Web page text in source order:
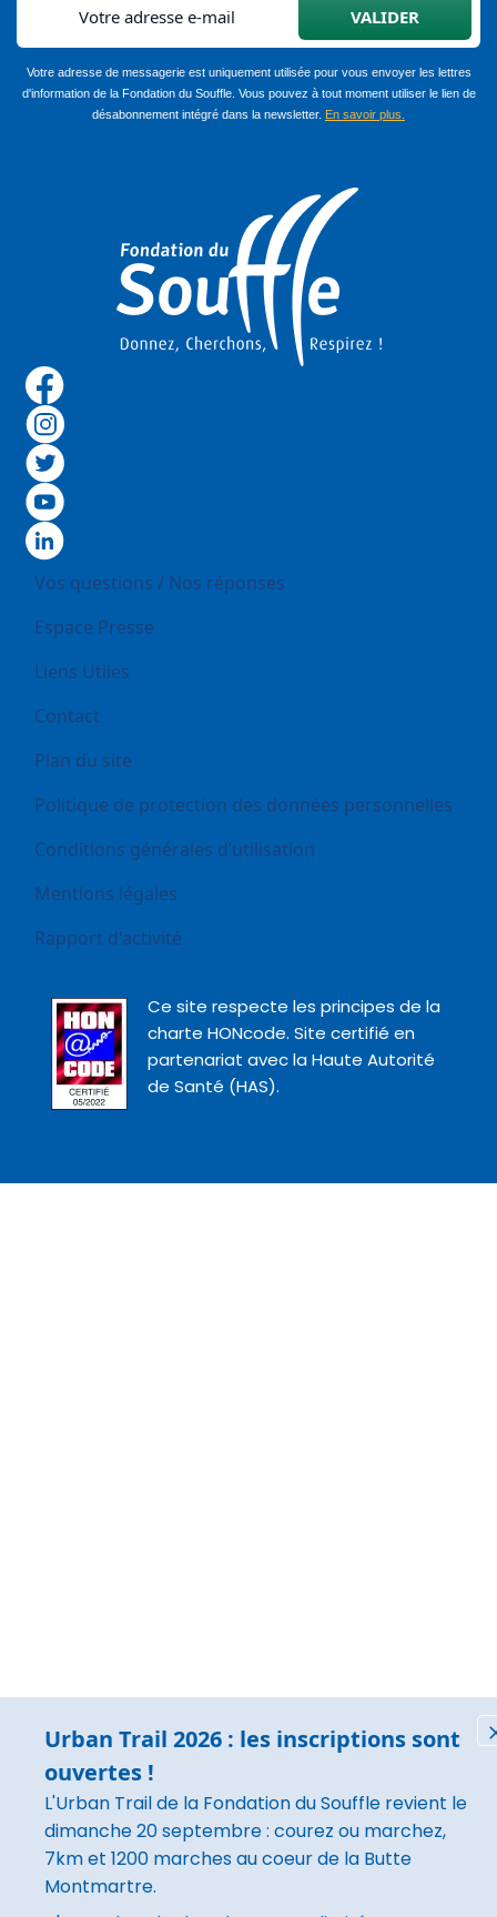
Votre adresse de messagerie est uniquement utilisée pour vous envoyer les lettres
d'information de la Fondation du Souffle. Vous pouvez à tout moment utiliser le lien de
désabonnement intégré dans la newsletter. En savoir plus.
Reseau Sociaux Footer
Footer
Vos questions / Nos réponses
Espace Presse
Liens Utiles
Contact
Plan du site
Politique de protection des données personnelles
Conditions générales d’utilisation
Mentions légales
Rapport d'activité
Image
Ce site respecte les principes de la
charte HONcode. Site certifié en
partenariat avec la Haute Autorité
de Santé (HAS).
Urban Trail 2026 : les inscriptions sont
ouvertes !
L'Urban Trail de la Fondation du Souffle revient le
dimanche 20 septembre : courez ou marchez,
7km et 1200 marches au coeur de la Butte
Montmartre.